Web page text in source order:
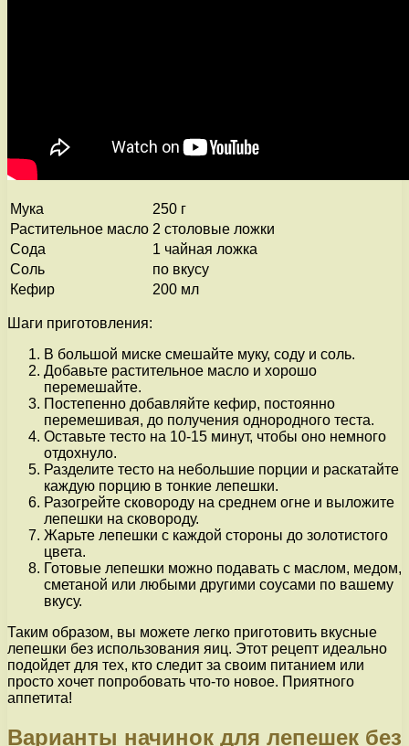
Мука
250 г
Растительное масло 2 столовые ложки
Сода
1 чайная ложка
Соль
по вкусу
Кефир
200 мл
Шаги приготовления:
В большой миске смешайте муку, соду и соль.
Добавьте растительное масло и хорошо
перемешайте.
Постепенно добавляйте кефир, постоянно
перемешивая, до получения однородного теста.
Оставьте тесто на 10-15 минут, чтобы оно немного
отдохнуло.
Разделите тесто на небольшие порции и раскатайте
каждую порцию в тонкие лепешки.
Разогрейте сковороду на среднем огне и выложите
лепешки на сковороду.
Жарьте лепешки с каждой стороны до золотистого
цвета.
Готовые лепешки можно подавать с маслом, медом,
сметаной или любыми другими соусами по вашему
вкусу.
Таким образом, вы можете легко приготовить вкусные
лепешки без использования яиц. Этот рецепт идеально
подойдет для тех, кто следит за своим питанием или
просто хочет попробовать что-то новое. Приятного
аппетита!
Варианты начинок для лепешек без